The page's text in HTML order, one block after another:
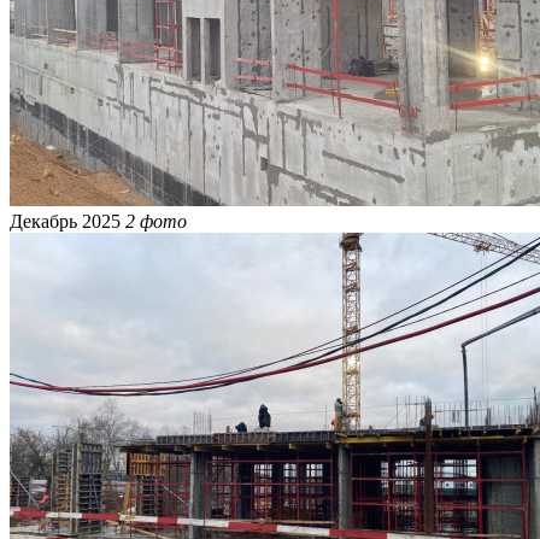
Декабрь 2025 2 фото